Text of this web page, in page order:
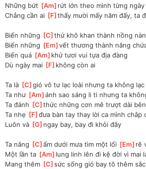
Những bứt [Am ]rứt lớn theo mình từng ngày
Chẳng cần ai [F ]thấy mười mấy năm đấy, ta
Biến những [C ]thứ khô khan thành nồng nàn
Biến những [Em ]
vết thương thành nắng
Biến quá [Am ]khứ tươi vui tựa địa đàng
Dù ngày mai [F ]không còn ai
Ta là [C ]
gió vô tư lạc loài nhưng ta không lạc
Ta như [Am ]
ánh sao sáng li ti nhưng ta
Ta đánh [C ]thức những cơn mê trượt dài
Ta nhẹ [F ]
đưa bàn tay thay lời ca mình chắp
Luôn và [G ]ngay bay, bay đi khỏi đây
Ta nắng [C ]
ấm dưới mưa tìm một lối [Em ]rẽ
Một lần ta [Am ]lung linh lên đi kệ đời vì mai
Mang thêm [C ]
sức sống gió bay tô thêm sắc